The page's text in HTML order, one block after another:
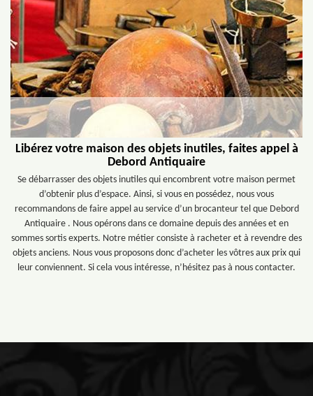
Libérez votre maison des objets inutiles, faites appel à
Debord Antiquaire
Se débarrasser des objets inutiles qui encombrent votre maison permet
d’obtenir plus d’espace. Ainsi, si vous en possédez, nous vous
recommandons de faire appel au service d’un brocanteur tel que Debord
Antiquaire . Nous opérons dans ce domaine depuis des années et en
sommes sortis experts. Notre métier consiste à racheter et à revendre des
objets anciens. Nous vous proposons donc d’acheter les vôtres aux prix qui
leur conviennent. Si cela vous intéresse, n’hésitez pas à nous contacter.